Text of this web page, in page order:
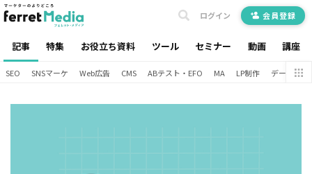
記事 特集 お役立ち資料 ツール セミナー 動画 講座
ログイン 会員登録
SEO SNSマーケ Web広告 CMS ABテスト・EFO MA LP制作 データ分析